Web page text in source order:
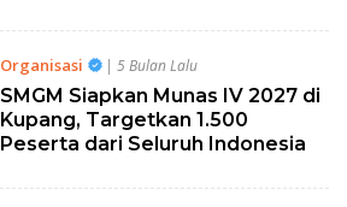
Organisasi | 5 Bulan Lalu
SMGM Siapkan Munas IV 2027 di
Kupang, Targetkan 1.500
Peserta dari Seluruh Indonesia